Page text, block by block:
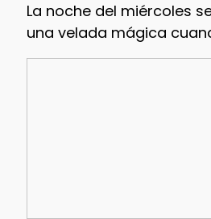
La noche del miércoles
una velada mágica